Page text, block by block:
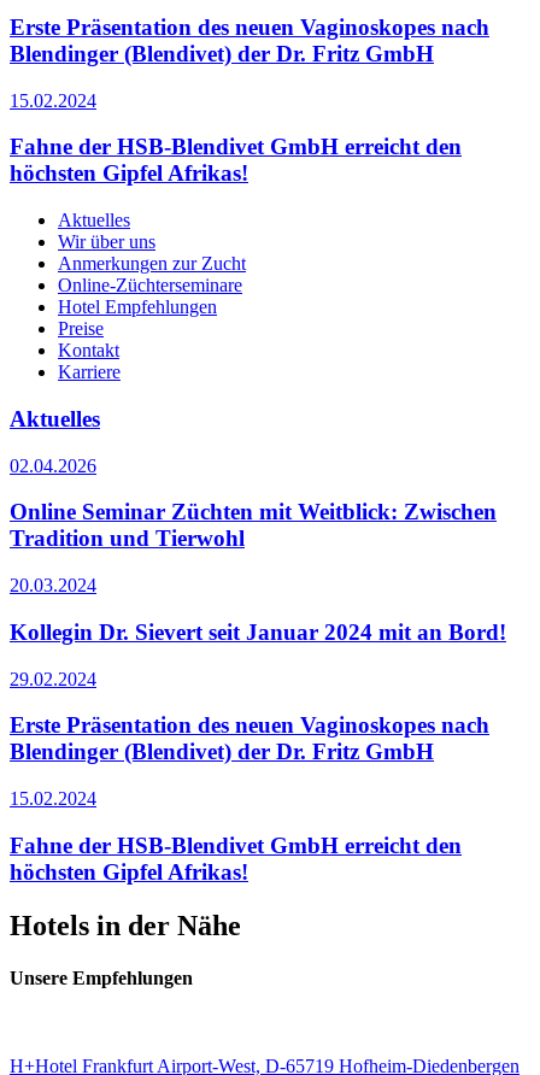
Erste Präsentation des neuen Vaginoskopes nach
Blendinger (Blendivet) der Dr. Fritz GmbH
15.02.2024
Fahne der HSB-Blendivet GmbH erreicht den
höchsten Gipfel Afrikas!
Aktuelles
Wir über uns
Anmerkungen zur Zucht
Online-Züchterseminare
Hotel Empfehlungen
Preise
Kontakt
Karriere
Aktuelles
02.04.2026
Online Seminar Züchten mit Weitblick: Zwischen
Tradition und Tierwohl
20.03.2024
Kollegin Dr. Sievert seit Januar 2024 mit an Bord!
29.02.2024
Erste Präsentation des neuen Vaginoskopes nach
Blendinger (Blendivet) der Dr. Fritz GmbH
15.02.2024
Fahne der HSB-Blendivet GmbH erreicht den
höchsten Gipfel Afrikas!
Hotels in der Nähe
Unsere Empfehlungen
H+Hotel Frankfurt Airport-West, D-65719 Hofheim-Diedenbergen